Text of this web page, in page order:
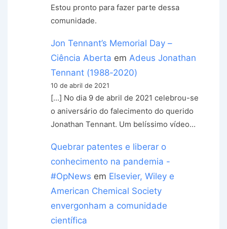
Estou pronto para fazer parte dessa
comunidade.
Jon Tennant’s Memorial Day –
Ciência Aberta emAdeus Jonathan
Tennant (1988-2020)
10 de abril de 2021
[…] No dia 9 de abril de 2021 celebrou-se
o aniversário do falecimento do querido
Jonathan Tennant. Um belíssimo vídeo…
Quebrar patentes e liberar o
conhecimento na pandemia -
#OpNews em Elsevier, Wiley e
American Chemical Society
envergonham a comunidade
científica